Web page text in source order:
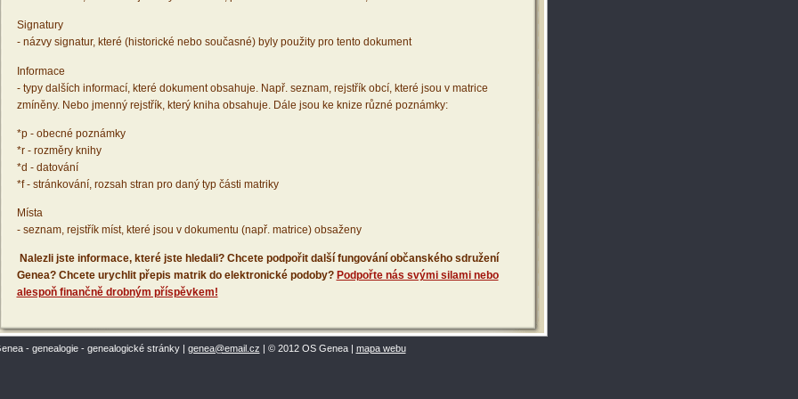
Signatury
- názvy signatur, které (historické nebo současné) byly použity pro tento dokument
Informace
- typy dalších informací, které dokument obsahuje. Např. seznam, rejstřík obcí, které jsou v matrice
zmíněny. Nebo jmenný rejstřík, který kniha obsahuje. Dále jsou ke knize různé poznámky:
*p - obecné poznámky
*r - rozměry knihy
*d - datování
*f - stránkování, rozsah stran pro daný typ části matriky
Místa
- seznam, rejstřík míst, které jsou v dokumentu (např. matrice) obsaženy
Nalezli jste informace, které jste hledali? Chcete podpořit další fungování občanského sdružení
Genea? Chcete urychlit přepis matrik do elektronické podoby? Podpořte nás svými silami nebo
alespoň finančně drobným příspěvkem!
- genealogie - genealogické stránky | genea@email.cz | © 2012 OS Genea | mapa webu